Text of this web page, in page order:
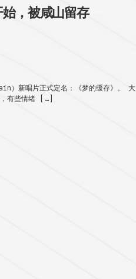
，被咸山留存
）新唱片正式定名：《梦的缓存》。 大
，有些情绪 […]